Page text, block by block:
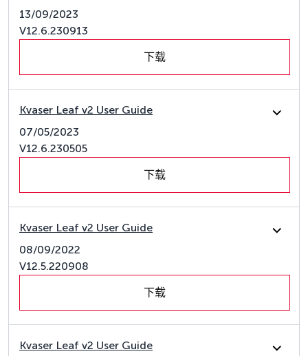
13/09/2023
V12.6.230913
下载
Kvaser Leaf v2 User Guide
07/05/2023
V12.6.230505
下载
Kvaser Leaf v2 User Guide
08/09/2022
V12.5.220908
下载
Kvaser Leaf v2 User Guide